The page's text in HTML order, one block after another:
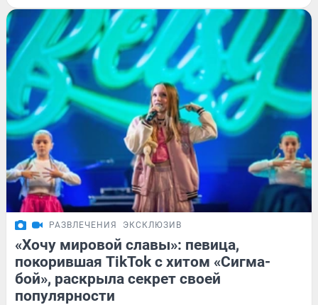
РАЗВЛЕЧЕНИЯ ЭКСКЛЮЗИВ
«Хочу мировой славы»: певица,
покорившая TikTok с хитом «Сигма-
бой», раскрыла секрет своей
популярности